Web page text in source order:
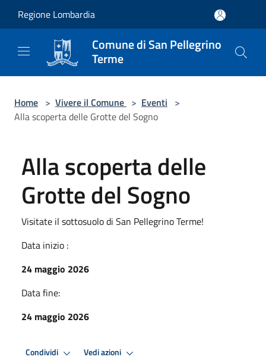
Regione Lombardia
Comune di San Pellegrino
Terme
Home > Vivere il Comune > Eventi >
Alla scoperta delle Grotte del Sogno
Alla scoperta delle
Grotte del Sogno
Visitate il sottosuolo di San Pellegrino Terme!
Data inizio :
24 maggio 2026
Data fine:
24 maggio 2026
Condividi Vedi azioni